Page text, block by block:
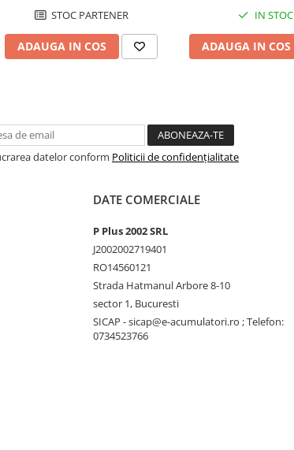
STOC PARTENER
ADAUGA IN COS
IN STOC
ADAUGA IN COS
datelor conform Politicii de confidențialitate
DATE COMERCIALE
P Plus 2002 SRL
J2002002719401
RO14560121
Strada Hatmanul Arbore 8-10
sector 1, Bucuresti
SICAP - sicap@e-acumulatori.ro ; Telefon:
0734523766